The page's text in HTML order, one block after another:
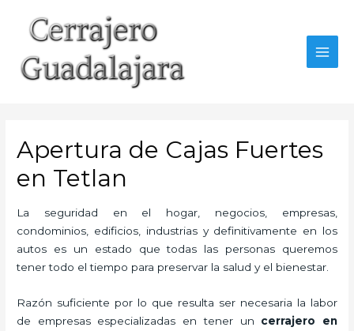
contenido
Apertura de Cajas Fuertes
en Tetlan
La seguridad en el hogar, negocios, empresas,
condominios, edificios, industrias y definitivamente en los
autos es un estado que todas las personas queremos
tener todo el tiempo para preservar la salud y el bienestar.
Razón suficiente por lo que resulta ser necesaria la labor
de empresas especializadas en tener un cerrajero en